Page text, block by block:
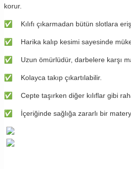
korur.
✅ Kılıfı çıkarmadan bütün slotlara
✅ Harika kalıp kesimi sayesinde
✅ Uzun ömürlüdür, darbelere karşı
✅ Kolayca takıp çıkartılabilir.
✅ Cepte taşırken diğer kılıflar gibi
✅ İçeriğinde sağlığa zararlı bir